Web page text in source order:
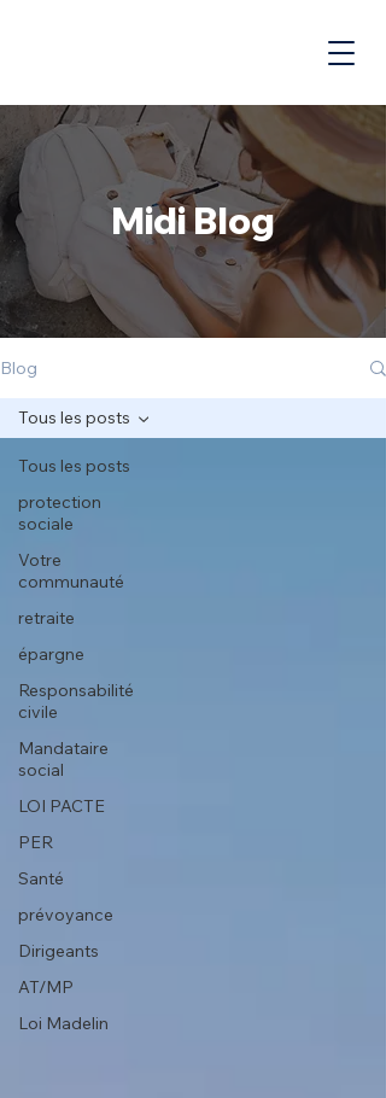
Midi Blog
Blog
Tous les posts
protection
sociale
Votre
communauté
retraite
épargne
Responsabilité
civile
Mandataire
social
LOI PACTE
PER
Santé
prévoyance
Dirigeants
AT/MP
Loi Madelin
Tous les posts